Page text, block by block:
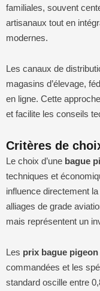
familiales, souvent
artisanaux tout en
modernes.
Les canaux de
magasins d’élevage,
en ligne. Cette
et facilite les conseils
Critères de
Le choix d’une bague
techniques et
influence directement
alliages de grade
mais représentent un
Les prix bague
commandées et les
standard oscille entre